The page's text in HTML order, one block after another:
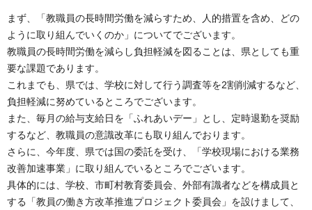
まず、「教職員の長時間労働を減らすため、人的措置を含め、どの
ように取り組んでいくのか」についてでございます。
教職員の長時間労働を減らし負担軽減を図ることは、県としても重
要な課題であります。
これまでも、県では、学校に対して行う調査等を2割削減するなど、
負担軽減に努めているところでございます。
また、毎月の給与支給日を「ふれあいデー」とし、定時退勤を奨励
するなど、教職員の意識改革にも取り組んでおります。
さらに、今年度、県では国の委託を受け、「学校現場における業務
改善加速事業」に取り組んでいるところでございます。
具体的には、学校、市町村教育委員会、外部有識者などを構成員と
する「教員の働き方改革推進プロジェクト委員会」を設けまして、